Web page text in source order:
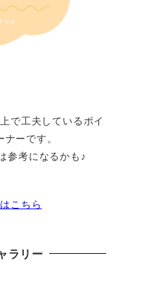
で工夫しているポイ
ーです。
参考になるかも♪
こちら
ラリー